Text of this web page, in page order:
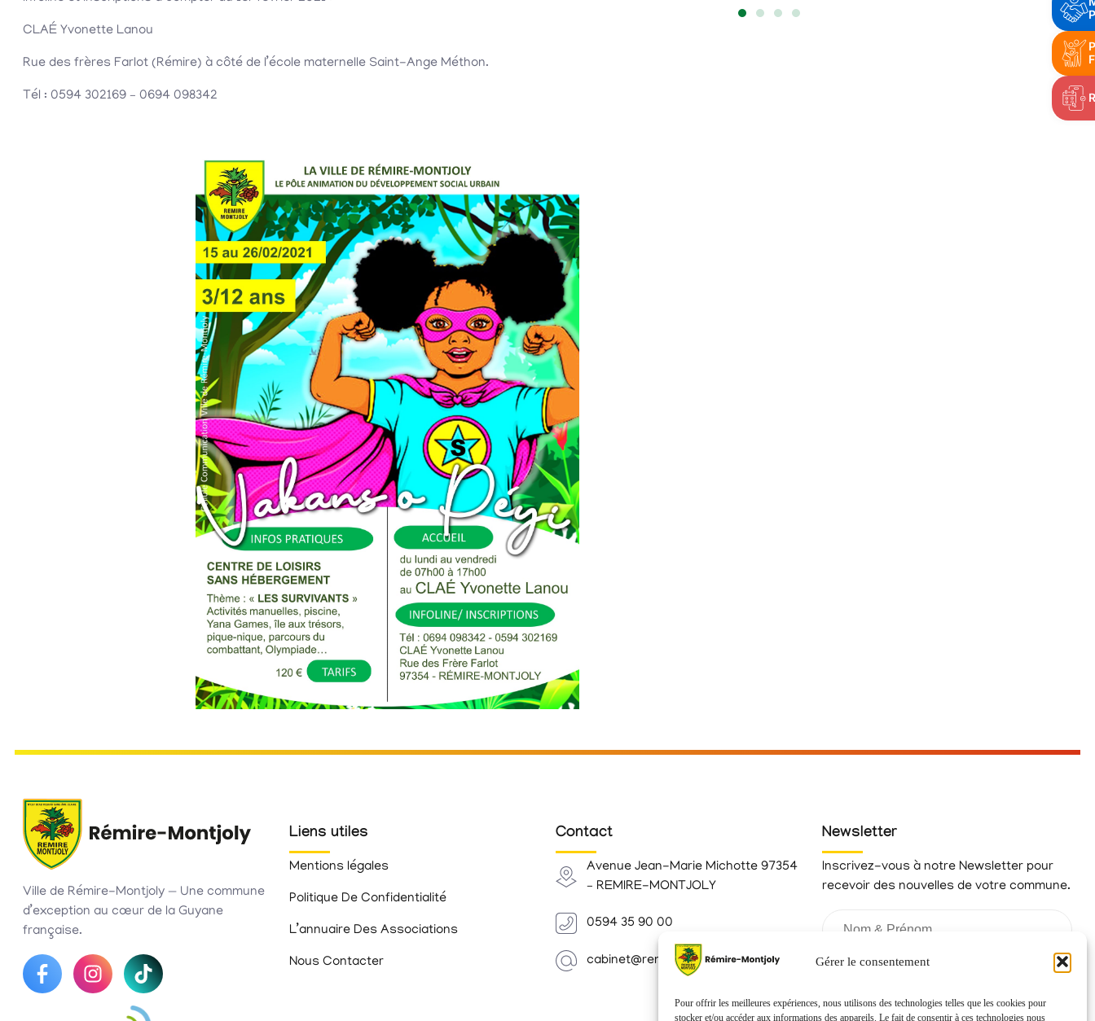
Gérer le consentement
Pour offrir les meilleures expériences, nous utilisons des technologies telles que les cookies pour
stocker et/ou accéder aux informations des appareils. Le fait de consentir à ces technologies nous
CLAÉ Yvonette Lanou
Rue des frères Farlot (Rémire) à côté de l’école maternelle Saint-Ange Méthon.
Tél : 0594 302169 – 0694 098342
Ville de Rémire-Montjoly — Une commune
d’exception au cœur de la Guyane
française.
Liens utiles
Mentions légales
Politique De Confidentialité
L’annuaire Des Associations
Nous Contacter
Contact
Avenue Jean-Marie Michotte 97354
– REMIRE-MONTJOLY
0594 35 90 00
cabinet@remiremontjoly.fr
Newsletter
Inscrivez-vous à notre Newsletter pour
recevoir des nouvelles de votre commune.